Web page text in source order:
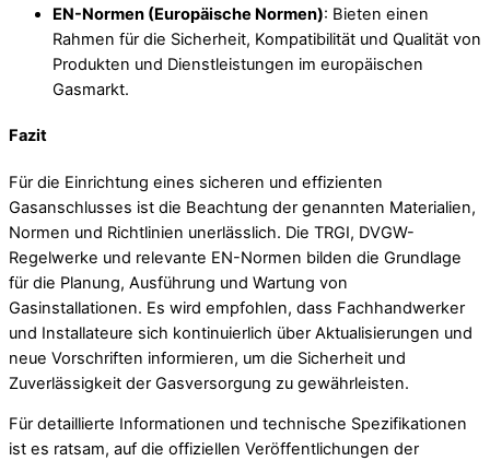
EN-Normen (Europäische Normen): Bieten einen
Rahmen für die Sicherheit, Kompatibilität und Qualität von
Produkten und Dienstleistungen im europäischen
Gasmarkt.
Fazit
Für die Einrichtung eines sicheren und effizienten
Gasanschlusses ist die Beachtung der genannten Materialien,
Normen und Richtlinien unerlässlich. Die TRGI, DVGW-
Regelwerke und relevante EN-Normen bilden die Grundlage
für die Planung, Ausführung und Wartung von
Gasinstallationen. Es wird empfohlen, dass Fachhandwerker
und Installateure sich kontinuierlich über Aktualisierungen und
neue Vorschriften informieren, um die Sicherheit und
Zuverlässigkeit der Gasversorgung zu gewährleisten.
Für detaillierte Informationen und technische Spezifikationen
ist es ratsam, auf die offiziellen Veröffentlichungen der